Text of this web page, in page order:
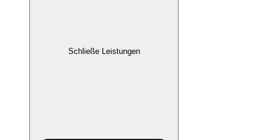
Schließe Leistungen